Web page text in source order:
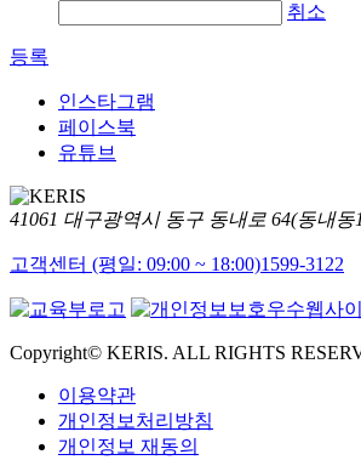
취소
등록
인스타그램
페이스북
유튜브
41061 대구광역시 동구 동내로 64(동내동
고객센터 (평일: 09:00 ~ 18:00)1599-3122
Copyright© KERIS. ALL RIGHTS
이용약관
개인정보처리방침
개인정보 재동의